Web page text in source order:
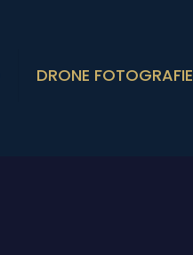
DRONE FOTOGRAFIE